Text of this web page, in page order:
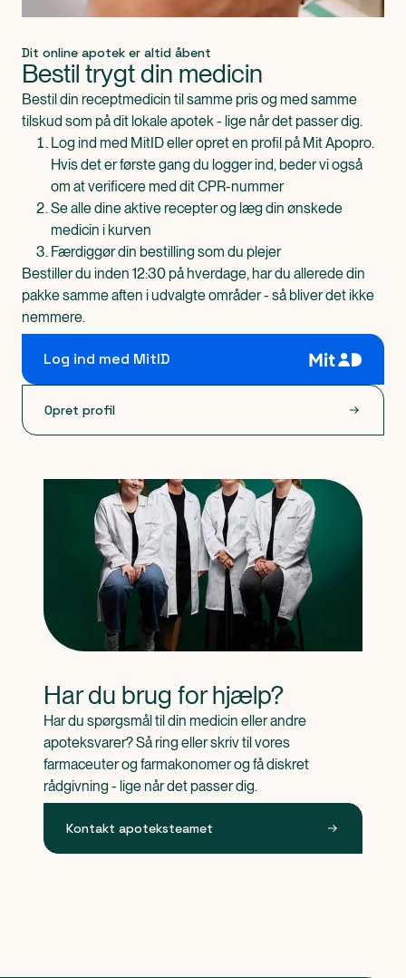
Dit online apotek er altid åbent
Bestil trygt din medicin
Bestil din receptmedicin til samme pris og med samme
tilskud som på dit lokale apotek - lige når det passer dig.
Log ind med MitID eller opret en profil på Mit Apopro.
Hvis det er første gang du logger ind, beder vi også
om at verificere med dit CPR-nummer
Se alle dine aktive recepter og læg din ønskede
medicin i kurven
Færdiggør din bestilling som du plejer
Bestiller du inden 12:30 på hverdage, har du allerede din
pakke samme aften i udvalgte områder - så bliver det ikke
nemmere.
Log ind med MitID
Opret profil
Har du brug for hjælp?
Har du spørgsmål til din medicin eller andre
apoteksvarer? Så ring eller skriv til vores
farmaceuter og farmakonomer og få diskret
rådgivning - lige når det passer dig.
Kontakt apoteksteamet